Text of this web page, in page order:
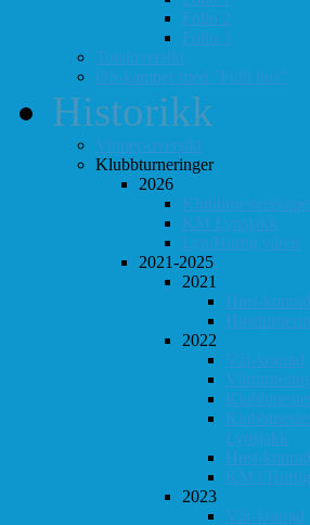
Follo 2
Follo 3
Totaloversikt
ØS-kamper med "Fullt hus"
Historikk
Vinner-oversikt
Klubbturneringer
2026
KM Lynsjakk
Lyn/Hurtig våren
2021-2025
2021
Høst-konrad
2022
Vår-konrad
Lynsjakk
Høst-konrad
KM i
2023
Vår-konrad